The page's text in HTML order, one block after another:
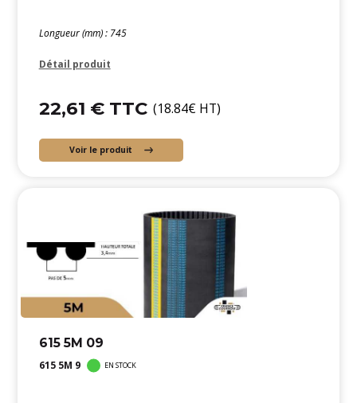
Longueur (mm) : 745
Détail produit
22,61 € TTC (18.84€ HT)
Voir le produit
615 5M 09
615 5M 9 EN STOCK